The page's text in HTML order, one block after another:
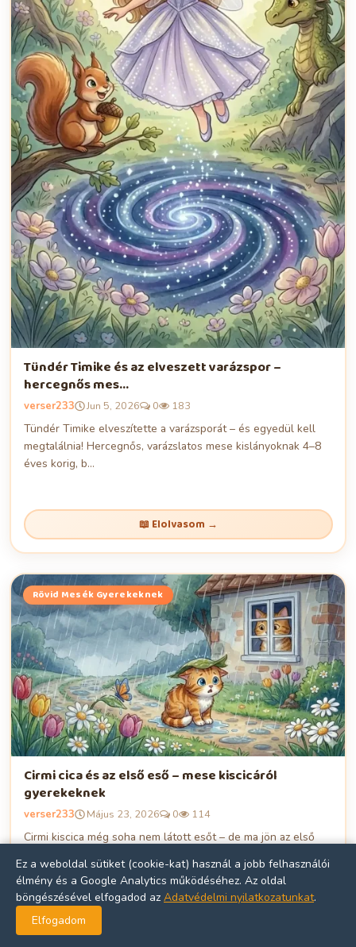
Tündér Timike és az elveszett varázspor –
hercegnős mes...
verser233 Jun 5, 2026 0 183
Tündér Timike elveszítette a varázsporát – és egyedül kell
megtalálnia! Hercegnős, varázslatos mese kislányoknak 4–8
éves korig, b...
📖 Elolvasom →
Rövid Mesék Gyerekeknek
Cirmi cica és az első eső – mese kiscicáról
gyerekeknek
verser233 Május 23, 2026 0 114
Cirmi kiscica még soha nem látott esőt – de ma jön az első
bátorságról, kívá...
Ez a weboldal sütiket (cookie-kat) használ a jobb felhasználói
élmény és a Google Analytics működéséhez. Az oldal
böngészésével elfogadod az Adatvédelmi nyilatkozatunkat.
Elfogadom